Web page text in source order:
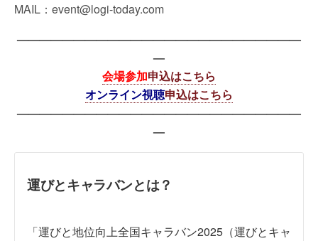
MAIL：event@logi-today.com
—————————————————————————
—
会場参加申込はこちら
オンライン視聴申込はこちら
—————————————————————————
—
運びとキャラバンとは？
「運びと地位向上全国キャラバン2025（運びとキャ